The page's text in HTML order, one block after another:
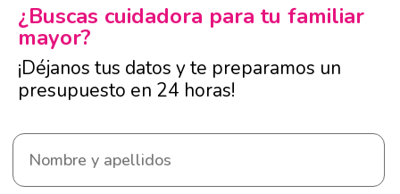
¿Buscas cuidadora para tu familiar
mayor?
¡Déjanos tus datos y te preparamos un
presupuesto en 24 horas!